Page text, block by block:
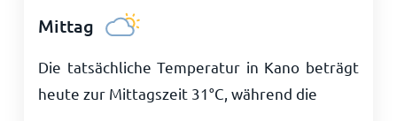
Mittag
Die tatsächliche Temperatur in Kano beträgt
heute zur Mittagszeit 31°C , während die